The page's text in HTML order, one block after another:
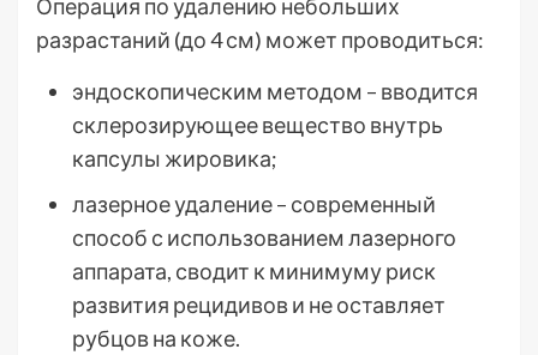
Операция по удалению небольших
разрастаний (до 4 см) может проводиться:
эндоскопическим методом – вводится
склерозирующее вещество внутрь
капсулы жировика;
лазерное удаление – современный
способ с использованием лазерного
аппарата, сводит к минимуму риск
развития рецидивов и не оставляет
рубцов на коже.